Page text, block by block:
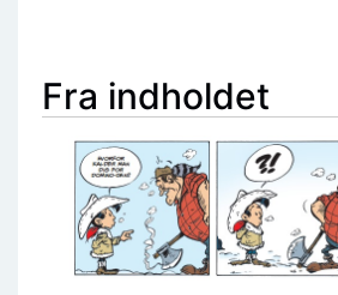
Fra indholdet